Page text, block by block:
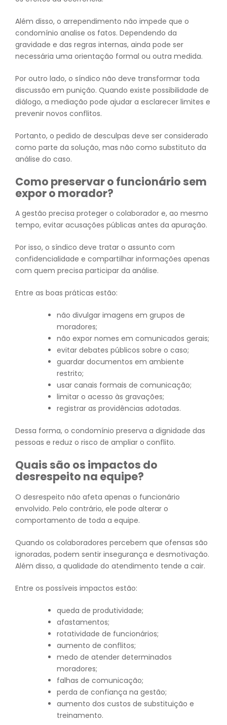
Além disso, o arrependimento não impede que o
condomínio analise os fatos. Dependendo da
gravidade e das regras internas, ainda pode ser
necessária uma orientação formal ou outra medida.
Por outro lado, o síndico não deve transformar toda
discussão em punição. Quando existe possibilidade de
diálogo, a mediação pode ajudar a esclarecer limites e
prevenir novos conflitos.
Portanto, o pedido de desculpas deve ser considerado
como parte da solução, mas não como substituto da
análise do caso.
Como preservar o funcionário sem
expor o morador?
A gestão precisa proteger o colaborador e, ao mesmo
tempo, evitar acusações públicas antes da apuração.
Por isso, o síndico deve tratar o assunto com
confidencialidade e compartilhar informações apenas
com quem precisa participar da análise.
Entre as boas práticas estão:
não divulgar imagens em grupos de
moradores;
não expor nomes em comunicados gerais;
evitar debates públicos sobre o caso;
guardar documentos em ambiente
restrito;
usar canais formais de comunicação;
limitar o acesso às gravações;
registrar as providências adotadas.
Dessa forma, o condomínio preserva a dignidade das
pessoas e reduz o risco de ampliar o conflito.
Quais são os impactos do
desrespeito na equipe?
O desrespeito não afeta apenas o funcionário
envolvido. Pelo contrário, ele pode alterar o
comportamento de toda a equipe.
Quando os colaboradores percebem que ofensas são
ignoradas, podem sentir insegurança e desmotivação.
Além disso, a qualidade do atendimento tende a cair.
Entre os possíveis impactos estão:
queda de produtividade;
afastamentos;
rotatividade de funcionários;
aumento de conflitos;
medo de atender determinados
moradores;
falhas de comunicação;
perda de confiança na gestão;
aumento dos custos de substituição e
treinamento.